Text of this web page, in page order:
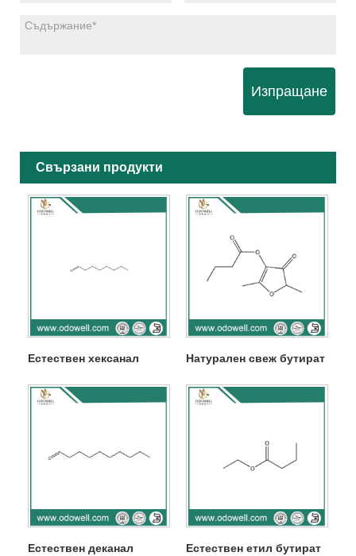
Изпращане
Свързани продукти
Естествен хексанал Натурален свеж бутират
Естествен деканал Естествен етил бутират